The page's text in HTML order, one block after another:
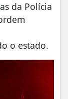
da Polícia
o estado.